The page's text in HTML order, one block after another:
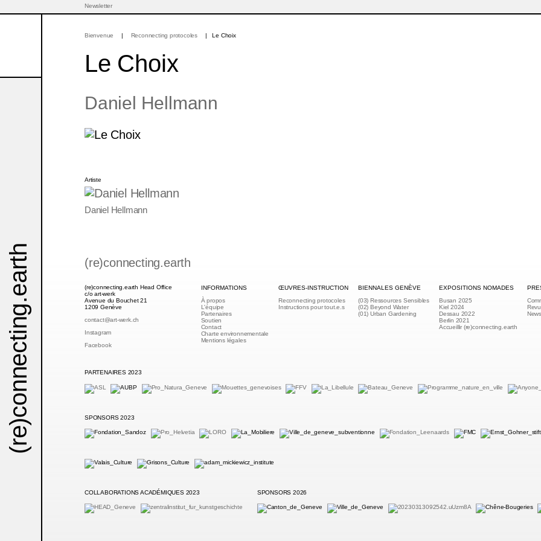
Newsletter
(re)connecting
.earth
Bienvenue Reconnecting protocoles Le Choix
Le Choix
Daniel Hellmann
Artiste
Daniel Hellmann
(re)connecting.earth
(re)connecting.earth Head Office
c/o art-werk
Avenue du Bouchet 21
1209 Genève
contact@art-werk.ch
Instagram
Facebook
INFORMATIONS
À propos
L'équipe
Partenaires
Soutien
Contact
Charte environnementale
Mentions légales
ŒUVRES-INSTRUCTION
Reconnecting protocoles
Instructions pour tout.e.s
BIENNALES GENÈVE
(03) Ressources Sensibles
(02) Beyond Water
(01) Urban Gardening
EXPOSITIONS NOMADES
Busan 2025
Kiel 2024
Dessau 2022
Berlin 2021
Accueillir (re)connecting.earth
PARTENAIRES 2023
SPONSORS 2023
COLLABORATIONS ACADÉMIQUES 2023 SPONSORS 2026